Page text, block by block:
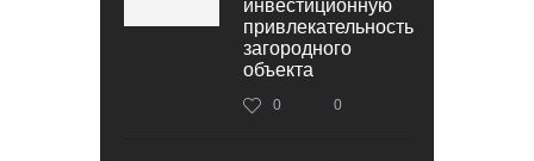
инвестиционную
привлекательность
загородного
объекта
0 0